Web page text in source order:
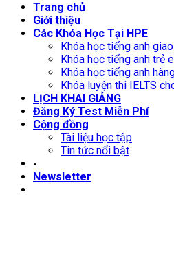
Trang chủ
Giới thiệu
Các Khóa Học Tại HPE
Khóa học tiếng anh
Khóa học tiếng anh trẻ
Khóa học tiếng anh
Khóa luyện thi IELTS
LỊCH KHAI GIẢNG
Đăng Ký Test Miễn Phí
Cộng đồng
Tài liệu học tập
Tin tức nổi bật
-
Newsletter